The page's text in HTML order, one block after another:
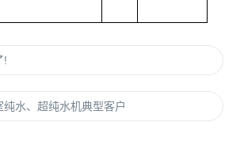
!
纯水、超纯水机典型客户